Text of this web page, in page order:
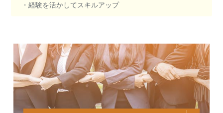
・経験を活かしてスキルアップ